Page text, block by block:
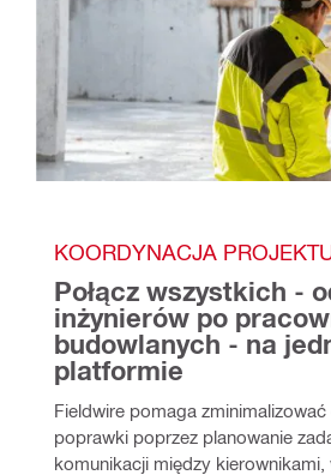
KOORDYNACJA
Połącz wszystkich -
inżynierów po
budowlanych - na
platformie
Fieldwire pomaga
poprawki poprzez planowanie
komunikacji między